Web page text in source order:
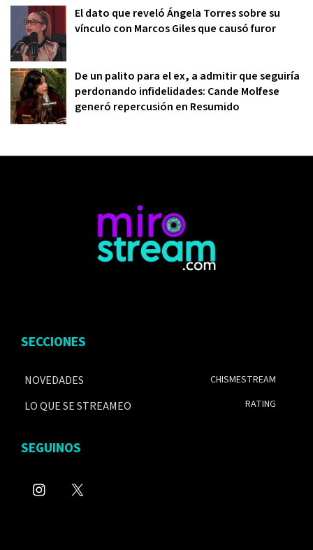
El dato que reveló Ángela Torres sobre su
vínculo con Marcos Giles que causó furor
De un palito para el ex, a admitir que seguiría
perdonando infidelidades: Cande Molfese
generó repercusión en Resumido
SECCIONES
NOVEDADES
LO QUE SE STREAMEO
CHISMESTREAM
RATING
SEGUINOS